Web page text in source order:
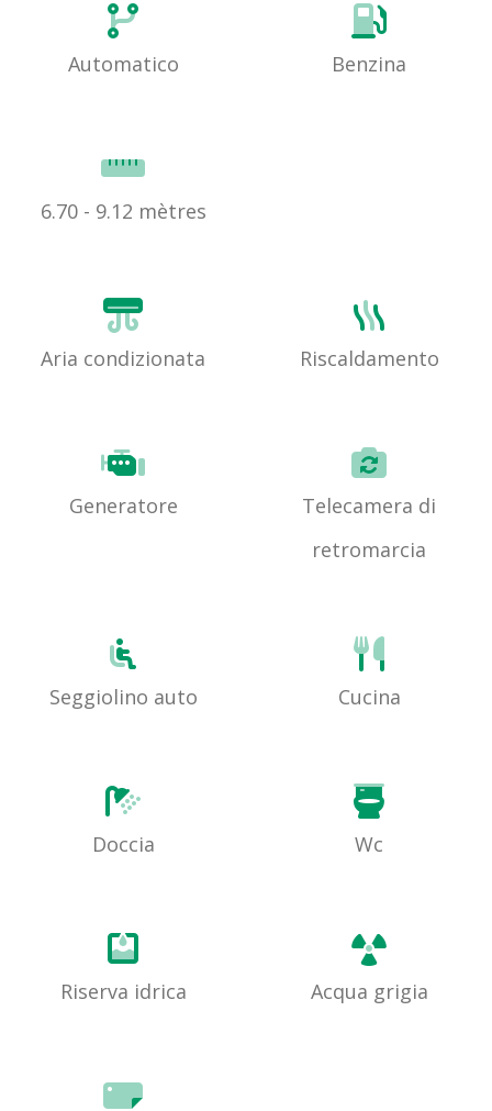
Automatico Benzina
6.70 - 9.12 mètres
Aria condizionata Riscaldamento
Generatore
Telecamera di
retromarcia
Seggiolino auto Cucina
Doccia Wc
Riserva idrica Acqua grigia